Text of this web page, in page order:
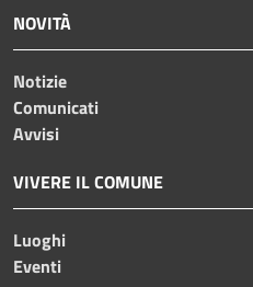
NOVITÀ
Notizie
Comunicati
Avvisi
VIVERE IL COMUNE
Luoghi
Eventi